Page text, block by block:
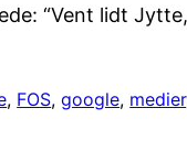
“Vent lidt
, FOS, google, medier